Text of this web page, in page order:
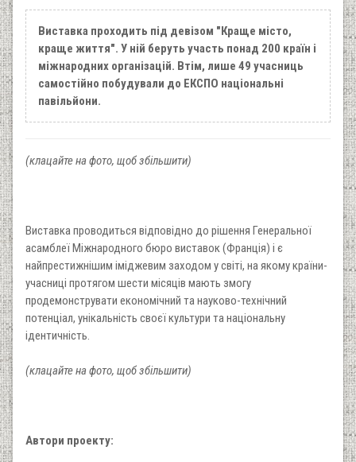
Виставка проходить під девізом "Краще місто,
краще життя". У ній беруть участь понад 200 країн і
міжнародних організацій. Втім, лише 49 учасниць
самостійно побудували до ЕКСПО національні
павільйони.
(клацайте на фото, щоб збільшити)
Виставка проводиться відповідно до рішення Генеральної
асамблеї Міжнародного бюро виставок (Франція) і є
найпрестижнішим іміджевим заходом у світі, на якому країни-
учасниці протягом шести місяців мають змогу
продемонструвати економічний та науково-технічний
потенціал, унікальність своєї культури та національну
ідентичність.
(клацайте на фото, щоб збільшити)
Автори проекту: